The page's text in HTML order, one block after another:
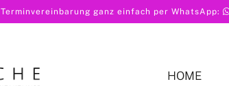
Terminvereinbarung ganz einfach per WhatsApp:
HOME